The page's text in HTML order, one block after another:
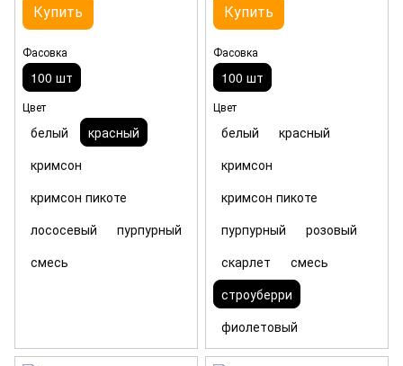
Купить
Фасовка
100 шт
Цвет
белый
красный
кримсон
кримсон пикоте
лососевый
пурпурный
смесь
Купить
Фасовка
100 шт
Цвет
белый
красный
кримсон
кримсон пикоте
пурпурный
розовый
скарлет
смесь
строуберри
фиолетовый